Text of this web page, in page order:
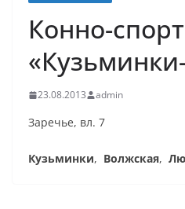
Конно-
23.08.2013 admin
Заречье, вл. 7
Кузьминки, Волжская,